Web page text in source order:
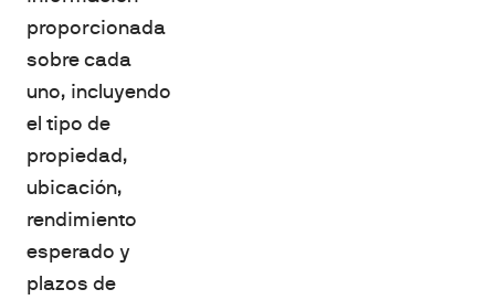
proporcionada
sobre cada
uno, incluyendo
el tipo de
propiedad,
ubicación,
rendimiento
esperado y
plazos de